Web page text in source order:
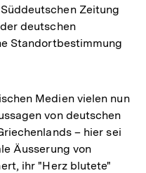
Zeitung
deutschen
Standortbestimmung
Medien vielen nun
von deutschen
– hier sei
Äusserung von
ihr "Herz blutete"